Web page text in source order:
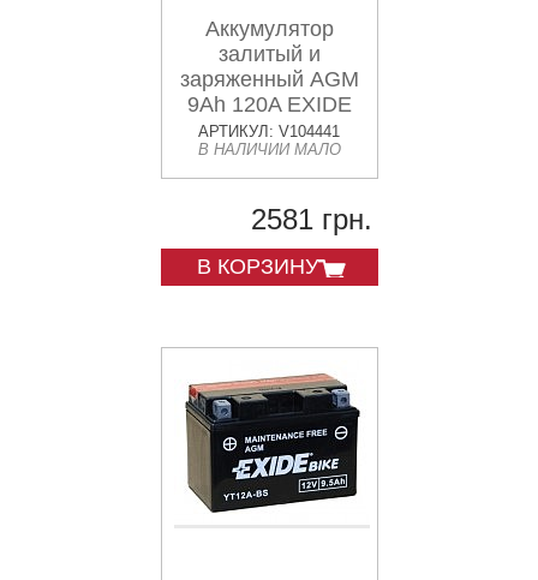
Аккумулятор
залитый и
заряженный AGM
9Ah 120A EXIDE
SLA12-9 = AGM12-
9 135x75x136
АРТИКУЛ: V104441
В НАЛИЧИИ МАЛО
2581 грн.
В КОРЗИНУ